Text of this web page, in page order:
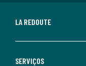
LA REDOUTE
SERVIÇOS